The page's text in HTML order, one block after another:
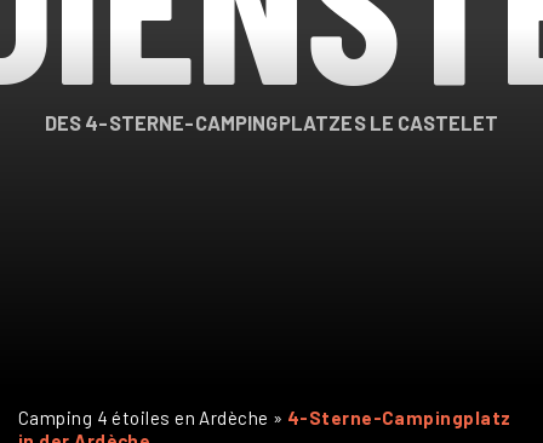
DES 4-STERNE-CAMPINGPLATZES LE CASTELET
Camping 4 étoiles en Ardèche » 4-Sterne-Campingplatz